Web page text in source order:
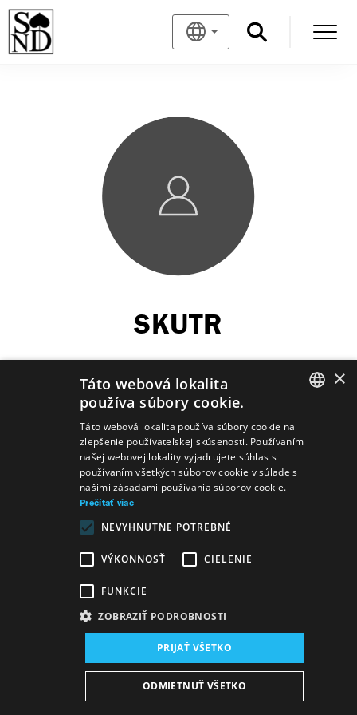
SKUTR
Predstavenia
básnici slovenskí a českí
samotárov
Mapa stránok VOP
Vyhlásenie o prístupnosti
Osobné údaje Wezeo
×
Táto webová lokalita
používa súbory cookie.
Táto webová lokalita používa súbory cookie na
zlepšenie používateľskej skúsenosti. Používaním
našej webovej lokality vyjadrujete súhlas s
používaním všetkých súborov cookie v súlade s
našimi zásadami používania súborov cookie.
Prečítať viac
NEVYHNUTNE POTREBNÉ
VÝKONNOSŤ CIELENIE
FUNKCIE
ZOBRAZIŤ PODROBNOSTI
PRIJAŤ VŠETKO
ODMIETNUŤ VŠETKO